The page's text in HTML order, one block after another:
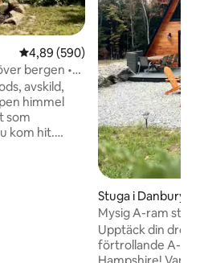
4,89 av 5 i genomsnittligt
4,89 (590)
bergen •
avskild,
himmel
som
kom hit.
Stuga i Danbury
Mysig A-ram
Upptäck din
förtrollande A-
Hampshire!